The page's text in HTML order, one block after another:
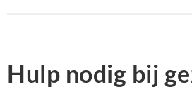
Hulp nodig bij